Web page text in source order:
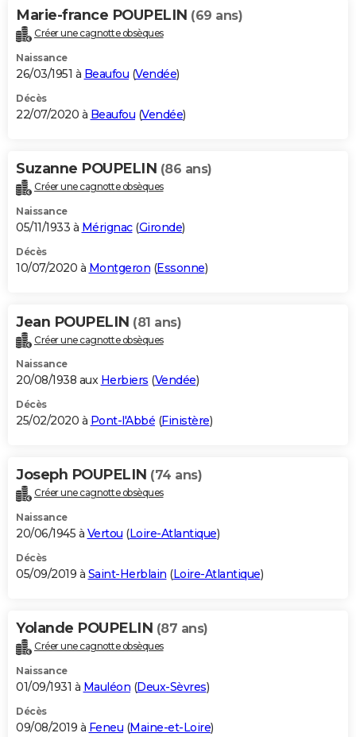
Marie-france POUPELIN (69 ans)
Créer une cagnotte obsèques
Naissance
26/03/1951 à Beaufou (Vendée)
Décès
22/07/2020 à Beaufou (Vendée)
Suzanne POUPELIN (86 ans)
Créer une cagnotte obsèques
Naissance
05/11/1933 à Mérignac(Gironde)
Décès
10/07/2020 à Montgeron (Essonne)
Jean POUPELIN (81 ans)
Créer une cagnotte obsèques
Naissance
20/08/1938 aux Herbiers (Vendée)
Décès
25/02/2020 à Pont-l'Abbé (Finistère)
Joseph POUPELIN (74 ans)
Créer une cagnotte obsèques
Naissance
20/06/1945 à Vertou (Loire-Atlantique)
Décès
05/09/2019 à Saint-Herblain (Loire-Atlantique)
Yolande POUPELIN (87 ans)
Créer une cagnotte obsèques
Naissance
01/09/1931 à Mauléon (Deux-Sèvres)
Décès
09/08/2019 à Feneu (Maine-et-Loire)